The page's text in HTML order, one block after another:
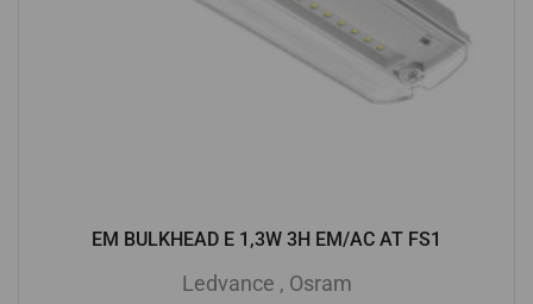
EM BULKHEAD E 1,3W 3H EM/AC AT FS1
Ledvance , Osram